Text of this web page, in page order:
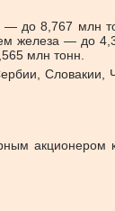
— до 8,767 млн
железа — до
млн тонн.
Словакии,
акционером